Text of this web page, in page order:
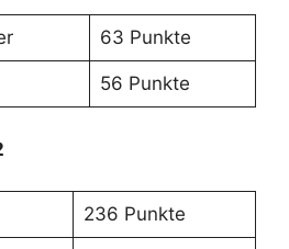
63 Punkte
56 Punkte
236 Punkte